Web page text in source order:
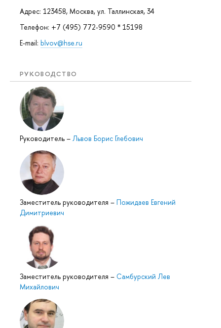
Адрес: 123458, Москва, ул. Таллинская, 34
Телефон: +7 (495) 772-9590 * 15198
E-mail: blvov@hse.ru
РУКОВОДСТВО
Руководитель – Львов Борис Глебович
Заместитель руководителя – Пожидаев Евгений
Димитриевич
Заместитель руководителя – Самбурский Лев
Михайлович